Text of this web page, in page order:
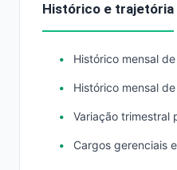
Histórico e trajetória
Histórico mensal
Histórico mensal
Variação trimestral
Cargos gerenciais